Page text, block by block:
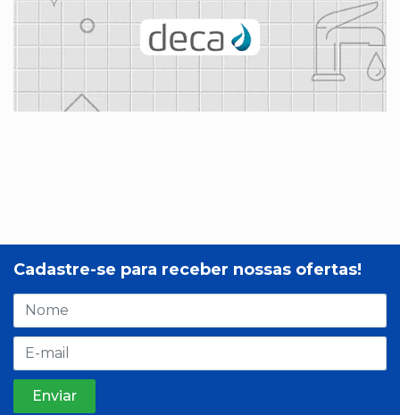
Cadastre-se para receber nossas ofertas!